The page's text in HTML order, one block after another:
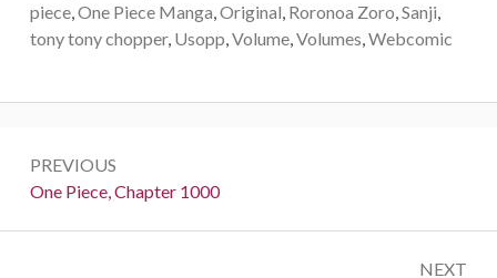
piece,One Piece Manga,Original, Roronoa Zoro,Sanji,
tony tony chopper, Usopp,Volume,Volumes,Webcomic
navigation
PREVIOUS
Previous:
One Piece, Chapter 1000
NEXT